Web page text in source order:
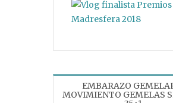
EMBARAZO
MOVIMIENTO GEMELAS